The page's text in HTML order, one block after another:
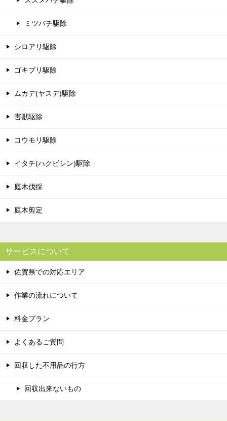
ミツバチ駆除
シロアリ駆除
ゴキブリ駆除
ムカデ(ヤスデ)駆除
害獣駆除
コウモリ駆除
イタチ(ハクビシン)駆除
庭木伐採
庭木剪定
サービスについて
佐賀県での対応エリア
作業の流れについて
料金プラン
よくあるご質問
回収した不用品の行方
回収出来ないもの